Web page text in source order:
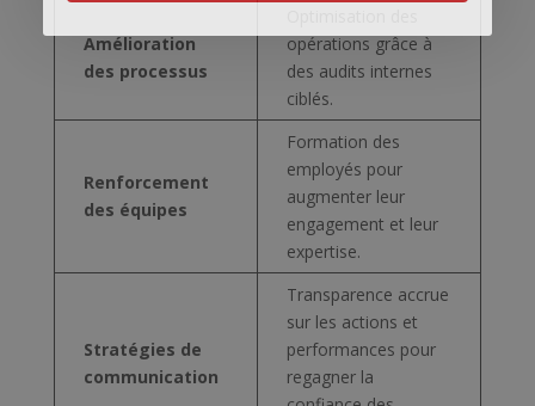
Amélioration
des processus
opérations grâce à
des audits internes
ciblés.
Renforcement
des équipes
Formation des
employés pour
augmenter leur
engagement et leur
expertise.
Stratégies de
communication
Transparence accrue
sur les actions et
performances pour
regagner la